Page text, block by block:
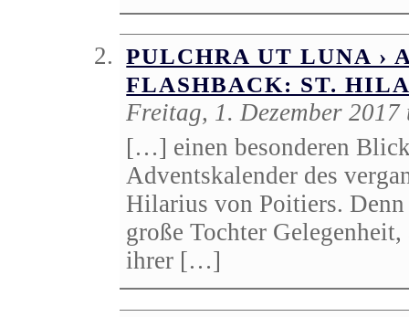
PULCHRA UT LUNA ›
FLASHBACK: ST.
Freitag, 1. Dezember 2017
[…] einen besonderen
Adventskalender des
Hilarius von Poitiers.
große Tochter
ihrer […]